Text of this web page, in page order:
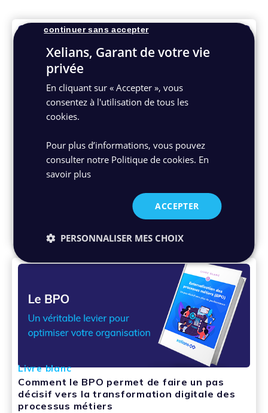
Pourquoi externaliser les enquêtes SLS et
OPS ainsi que la collecte d’attestations
d’assurance habitation ?
Les 4 bonnes raisons d’externaliser les enquêtes
SLS et OPS et la collecte d’attestations
d’assurance à un prestataire.
23/02/2022
Livre blanc
Comment le BPO permet de faire un pas
décisif vers la transformation digitale des
processus métiers
Xelians, Garant de votre vie
privée
En cliquant sur « Accepter », vous
consentez à l'utilisation de tous les
cookies.
Pour plus d’informations, vous pouvez
consulter notre Politique de cookies. En
savoir plus
ACCEPTER
continuer sans accepter
PERSONNALISER MES CHOIX